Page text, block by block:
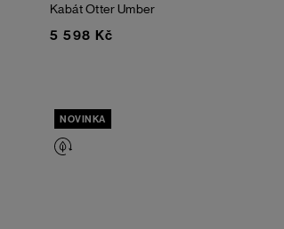
Kabát OtterUmber
5 598 Kč
NOVINKA